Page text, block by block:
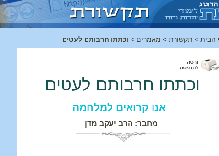
הבית > תקשורת > מאמרים > וכתתו חרבותם לעטים
וכתתו חרבותם לעטים
אנו קרואים למלחמה
מחבר: הרב יעקב מדן